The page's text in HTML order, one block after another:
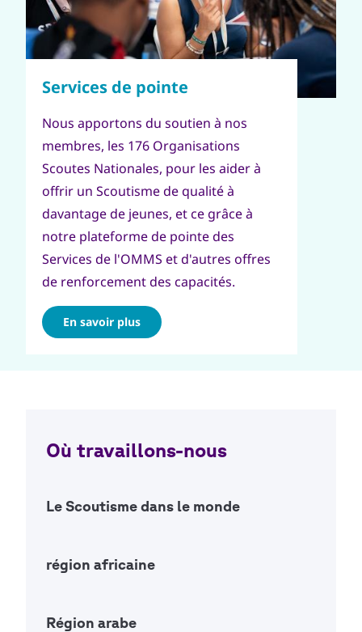
Nous apportons du soutien à nos
membres, les 176 Organisations
Scoutes Nationales, pour les aider à
offrir un Scoutisme de qualité à
davantage de jeunes, et ce grâce à
notre plateforme de pointe des
Services de l'OMMS et d'autres offres
de renforcement des capacités.
En savoir plus
Où travaillons-nous
Le Scoutisme dans le monde
région africaine
Région arabe